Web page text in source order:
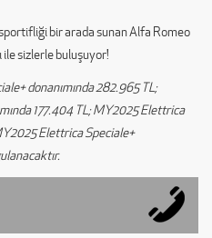
bir arada sunan Alfa Romeo
ile sizlerle buluşuyor!
donanımında 282.965 TL;
177.404 TL; MY2025 Elettrica
Elettrica Speciale+